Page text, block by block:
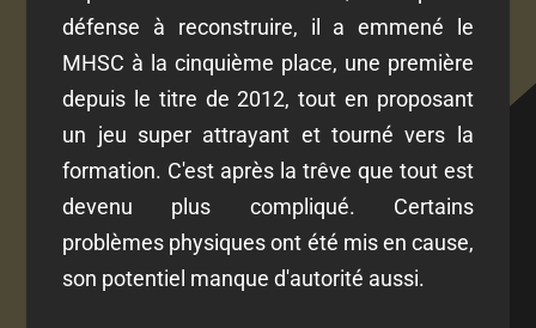
défense à reconstruire, il a emmené le
MHSC à la cinquième place, une première
depuis le titre de 2012, tout en proposant
un jeu super attrayant et tourné vers la
formation. C'est après la trêve que tout est
devenu plus compliqué. Certains
problèmes physiques ont été mis en cause,
son potentiel manque d'autorité aussi.